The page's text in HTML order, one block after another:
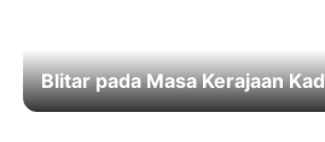
Blitar pada Masa Kerajaan